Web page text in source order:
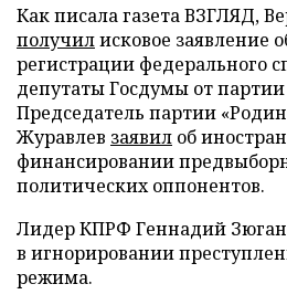
Как писала газета ВЗГЛЯД,
получилисковое заявление
регистрации федерального
депутаты Госдумы от партии
Председатель партии
Журавлев заявил об
финансировании
политических оппонентов.
Лидер КПРФ Геннадий
в игнорировании
режима.